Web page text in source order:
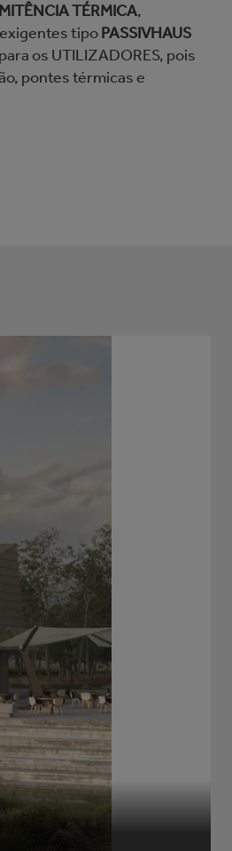
TÉRMICA,
tipoPASSIVHAUS
os UTILIZADORES, pois
pontes térmicas e